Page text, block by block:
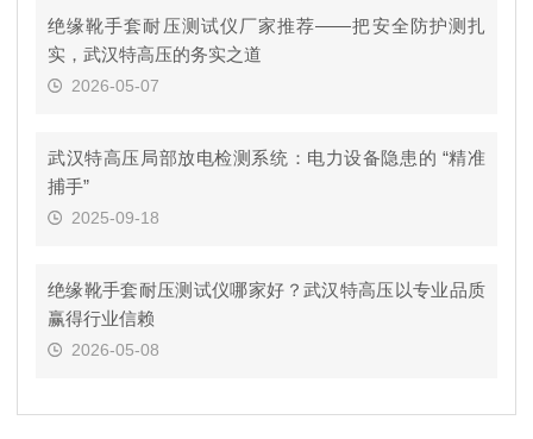
绝缘靴手套耐压测试仪厂家推荐——把安全防护测扎
实，武汉特高压的务实之道
2026-05-07
武汉特高压局部放电检测系统：电力设备隐患的 “精准
捕手”
2025-09-18
绝缘靴手套耐压测试仪哪家好？武汉特高压以专业品质
赢得行业信赖
2026-05-08